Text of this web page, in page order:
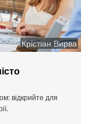
Крістіан Вирва
відкрийте для